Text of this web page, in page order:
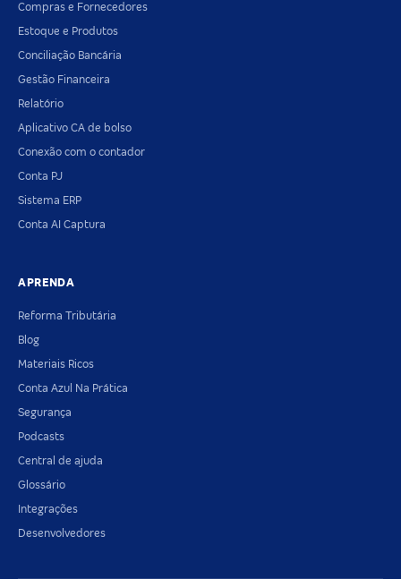
Compras e Fornecedores
Estoque e Produtos
Conciliação Bancária
Gestão Financeira
Relatório
Aplicativo CA de bolso
Conexão com o contador
Conta PJ
Sistema ERP
Conta AI Captura
APRENDA
Reforma Tributária
Blog
Materiais Ricos
Conta Azul Na Prática
Segurança
Podcasts
Central de ajuda
Glossário
Integrações
Desenvolvedores